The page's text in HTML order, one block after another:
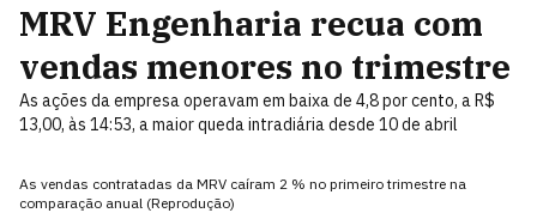
MRV Engenharia recua com
vendas menores no trimestre
As ações da empresa operavam em baixa de 4,8 por cento, a R$
13,00, às 14:53, a maior queda intradiária desde 10 de abril
As vendas contratadas da MRV caíram 2 % no primeiro trimestre na
comparação anual (Reprodução)